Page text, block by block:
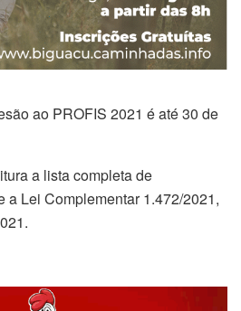
ao PROFIS 2021 é até 30 de
a lista completa de
a Lei Complementar 1.472/2021,